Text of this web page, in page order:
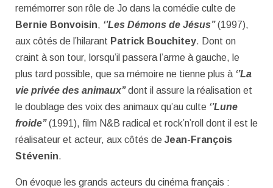
remémorrer son rôle de Jo dans la comédie culte de
Bernie Bonvoisin, ‘’Les Démons de Jésus’’(1997),
aux côtés de l’hilarant Patrick Bouchitey. Dont on
craint à son tour, lorsqu’il passera l’arme à gauche, le
plus tard possible, que sa mémoire ne tienne plus à ‘’La
vie privée des animaux’’dont il assure la réalisation et
le doublage des voix des animaux qu’au culte ‘’Lune
froide’’(1991), film N&B radical et rock’n’roll dont il est le
réalisateur et acteur, aux côtés de Jean-François
Stévenin.
On évoque les grands acteurs du cinéma français :